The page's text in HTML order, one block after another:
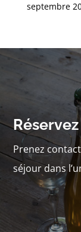
septembre
Prenez
séjour dans